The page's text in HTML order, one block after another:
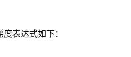
表达式如下：